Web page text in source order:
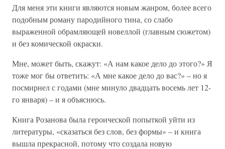
Для меня эти книги являются новым жанром, более всего
подобным роману пародийного тина, со слабо
выраженной обрамляющей новеллой (главным сюжетом)
и без комической окраски.
Мне, может быть, скажут: «А нам какое дело до этого?» Я
тоже мог бы ответить: «А мне какое дело до вас?» – но я
посмирнел с годами (мне минуло двадцать восемь лет 12-
го января) – и я объяснюсь.
Книга Розанова была героической попыткой уйти из
литературы, «сказаться без слов, без формы» – и книга
вышла прекрасной, потому что создала новую